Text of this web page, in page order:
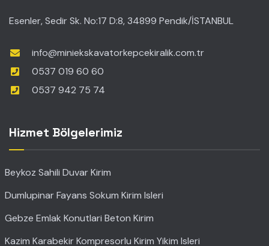
Esenler, Sedir Sk. No:17 D:8, 34899 Pendik/İSTANBUL
info@miniekskavatorkepcekiralik.com.tr
0537 019 60 60
0537 942 75 74
Hizmet Bölgelerimiz
Beykoz Sahili Duvar Kirim
Dumlupinar Fayans Sokum Kirim Isleri
Gebze Emlak Konutlari Beton Kirim
Kazim Karabekir Kompresorlu Kirim Yikim Isleri